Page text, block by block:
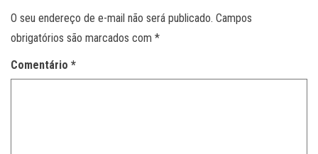
O seu endereço de e-mail não será publicado. Campos
obrigatórios são marcados com *
Comentário *